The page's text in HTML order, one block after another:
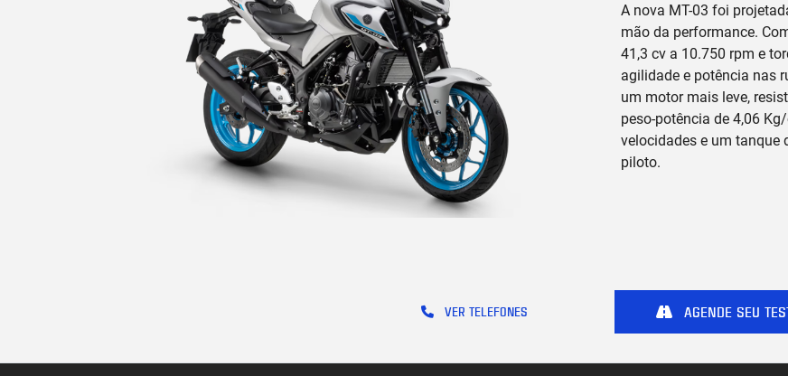
A nova MT-03 foi
mão da performance.
41,3 cv a 10.750 rpm e
agilidade e potência nas
um motor mais leve,
peso-potência de 4,06
velocidades e um tanque
piloto.
VER TELEFONES AGENDE SEU